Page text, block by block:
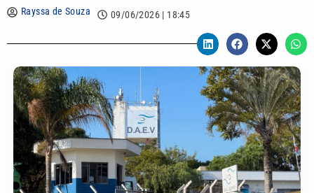
Rayssa de Souza 09/06/2026 | 18:45